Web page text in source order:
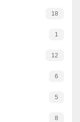
18
1
12
6
5
8